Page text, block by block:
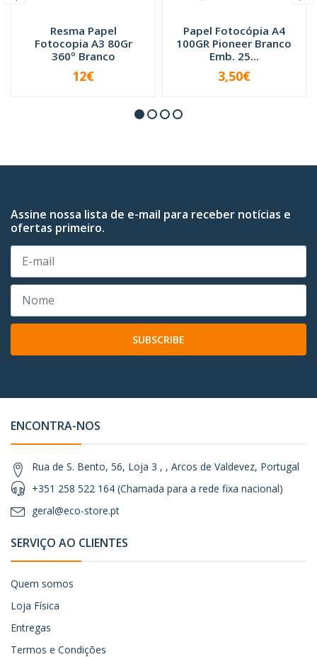
Resma Papel
Fotocopia A3 80Gr
360º Branco
INDISPONÍVEL
12€
Papel Fotocópia A4
100GR Pioneer Branco
Emb. 25...
INDISPONÍVEL
3,50€
Assine nossa lista de e-mail para receber notícias e
ofertas primeiro.
SUBSCRIBE
ENCONTRA-NOS
Rua de S. Bento, 56, Loja 3 , , Arcos de Valdevez, Portugal
+351 258 522 164 (Chamada para a rede fixa nacional)
geral@eco-store.pt
SERVIÇO AO CLIENTES
Quem somos
Loja Física
Entregas
Termos e Condições